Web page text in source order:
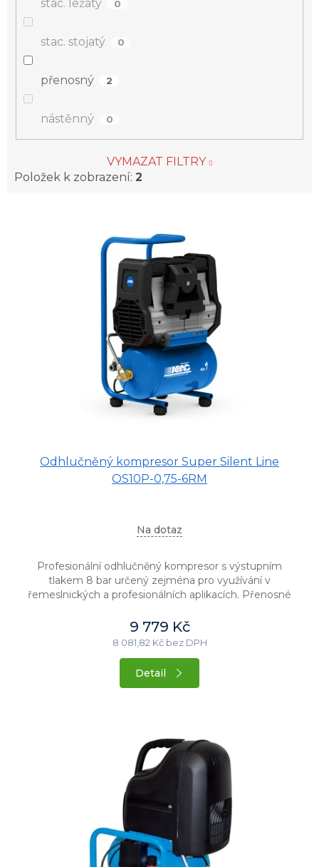
stac. ležatý 0
stac. stojatý 0
přenosný 2
nástěnný 0
VYMAZAT FILTRY
Položek k zobrazení: 2
Odhlučněný kompresor Super Silent Line
OS10P-0,75-6RM
Na dotaz
Profesionální odhlučněný kompresor s výstupním
tlakem 8 bar určený zejména pro využívání v
řemeslnických a profesionálních aplikacích. Přenosné
9 779 Kč
8 081,82 Kč bez DPH
Detail